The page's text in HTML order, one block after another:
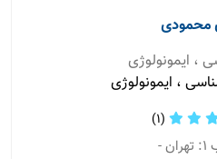
محمودی
، ایمونولوژی
(1)
-